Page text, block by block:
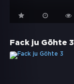
Fack ju Göhte 3